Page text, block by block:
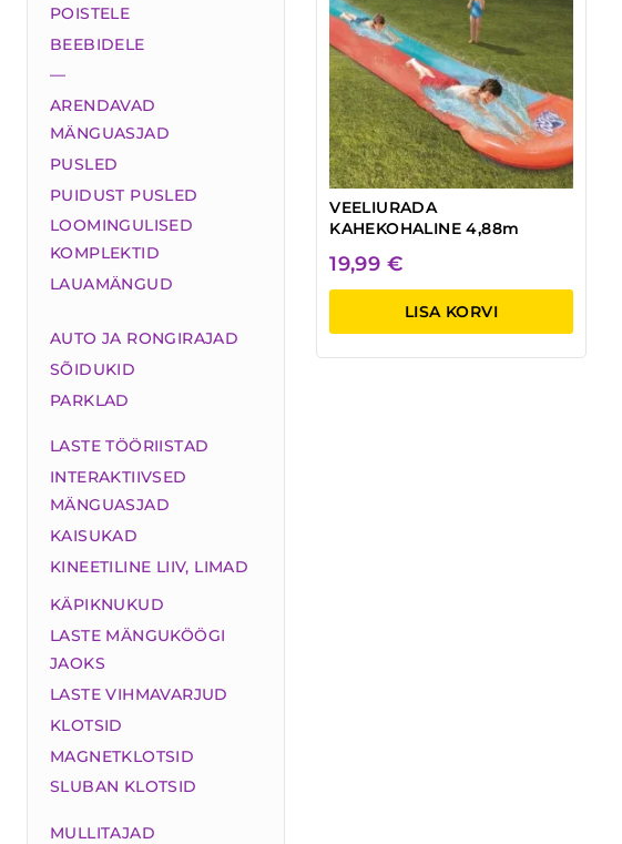
VEELIURADA
KAHEKOHALINE 4,88m
19,99 €
LISA KORVI
POISTELE
BEEBIDELE
—
ARENDAVAD
MÄNGUASJAD
PUSLED
PUIDUST PUSLED
LOOMINGULISED
KOMPLEKTID
LAUAMÄNGUD
AUTO JA RONGIRAJAD
SÕIDUKID
PARKLAD
LASTE TÖÖRIISTAD
INTERAKTIIVSED
MÄNGUASJAD
KAISUKAD
KINEETILINE LIIV, LIMAD
KÄPIKNUKUD
LASTE MÄNGUKÖÖGI
JAOKS
LASTE VIHMAVARJUD
KLOTSID
MAGNETKLOTSID
SLUBAN KLOTSID
MULLITAJAD